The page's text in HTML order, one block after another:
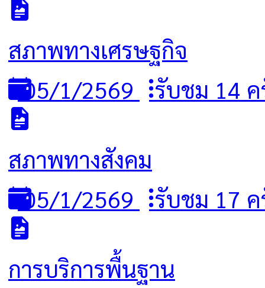
สภาพทางเศรษฐกิจ
05/1/2569 รับชม 14 ค
สภาพทางสังคม
05/1/2569 รับชม 17 ค
การบริการพื้นฐาน